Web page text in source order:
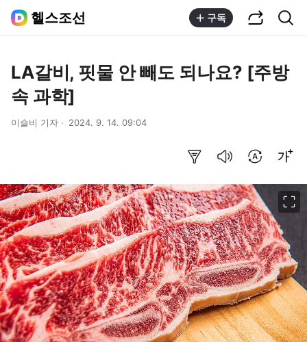
헬스조선 구독
LA갈비, 핏물 안 빼도 되나요? [주방
속 과학]
이슬비 기자 2024. 9. 14. 09:04